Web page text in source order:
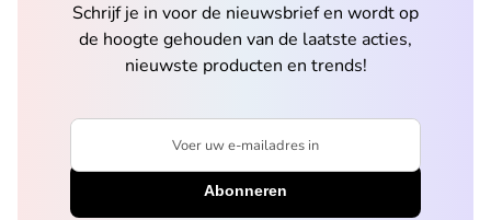
Schrijf je in voor de nieuwsbrief en wordt op
de hoogte gehouden van de laatste acties,
nieuwste producten en trends!
Voer uw e-mailadres in